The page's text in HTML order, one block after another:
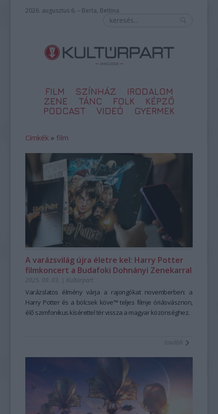
2026. augusztus 6. – Berta, Bettina
FILM SZÍNHÁZ
IRODALOM
ZENE
TÁNC FOLK
KÉPZŐ
PODCAST
VIDEÓ GYERMEK
Címkék »film
A varázsvilág újra életre kel: Harry Potter
filmkoncert a Budafoki Dohnányi Zenekarral
2025. 09. 03. | Kultúrpart
Varázslatos élmény várja a rajongókat novemberben: a
Harry Potter és a bölcsek köve™ teljes filmje óriásvásznon,
élő szimfonikus kísérettel tér vissza a magyar közönséghez.
tovább